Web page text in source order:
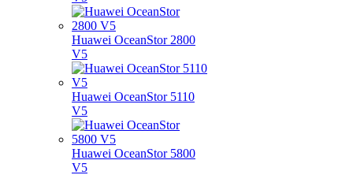
Huawei OceanStor 2800
V5
Huawei OceanStor 5110
V5
Huawei OceanStor 5800
V5